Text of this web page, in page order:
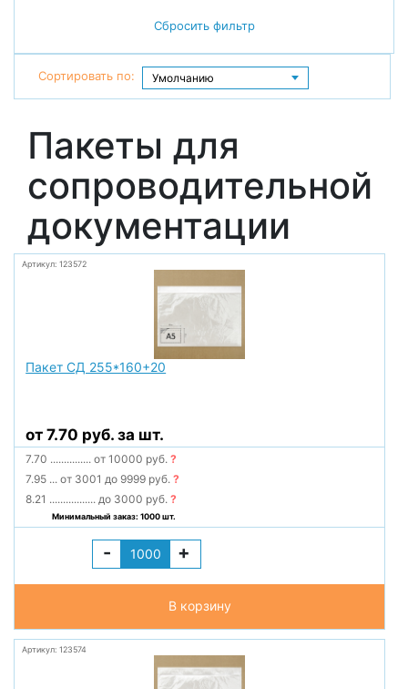
Сбросить фильтр
Сортировать по:
Пакеты для
сопроводительной
документации
Артикул: 123572
Пакет СД 255*160+20
от 7.70 руб. за шт.
7.70 ............... от 10000 руб.?
7.95 ... от 3001 до 9999 руб.?
8.21 ................. до 3000 руб.?
Минимальный заказ: 1000 шт.
- +
В корзину
Артикул: 123574